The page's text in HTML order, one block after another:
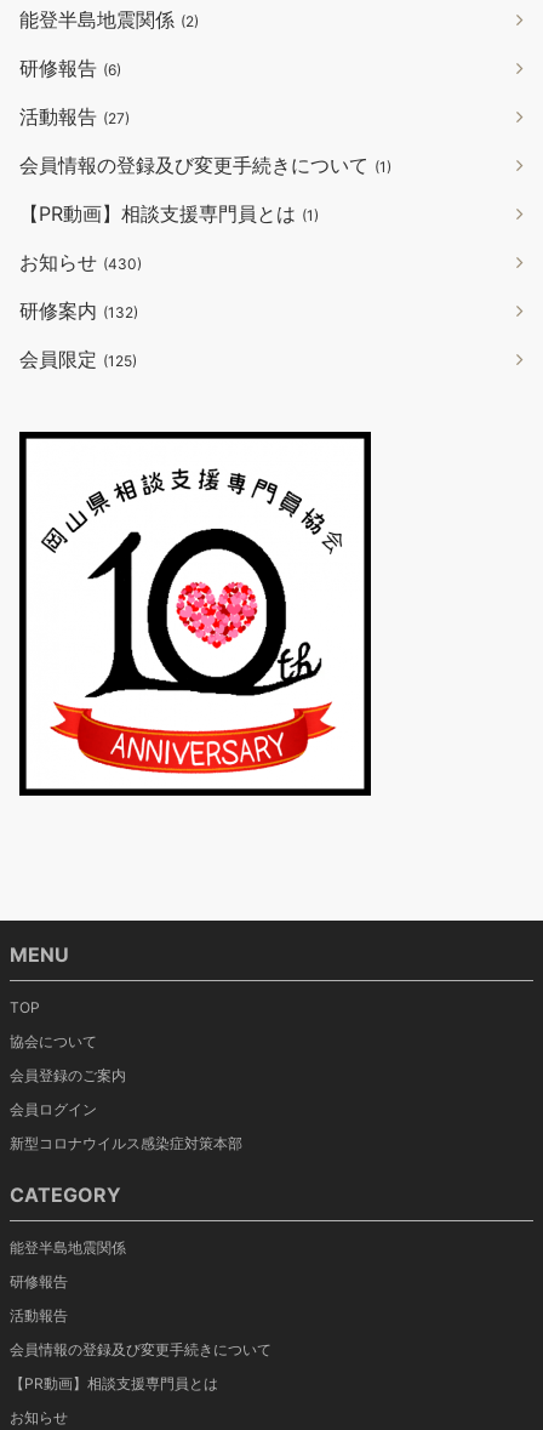
能登半島地震関係 (2)
研修報告 (6)
活動報告 (27)
会員情報の登録及び変更手続きについて (1)
【PR動画】相談支援専門員とは (1)
お知らせ (430)
研修案内 (132)
会員限定 (125)
MENU
TOP
協会について
会員登録のご案内
会員ログイン
新型コロナウイルス感染症対策本部
CATEGORY
能登半島地震関係
研修報告
活動報告
会員情報の登録及び変更手続きについて
【PR動画】相談支援専門員とは
お知らせ